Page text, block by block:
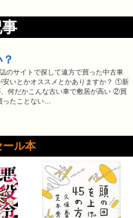
サイトで探して遠方で買った中古車
安いとかオススメとかありますか？ ①新
何だかこんな古い車で敷居が高い ②買
たことない…
ル本